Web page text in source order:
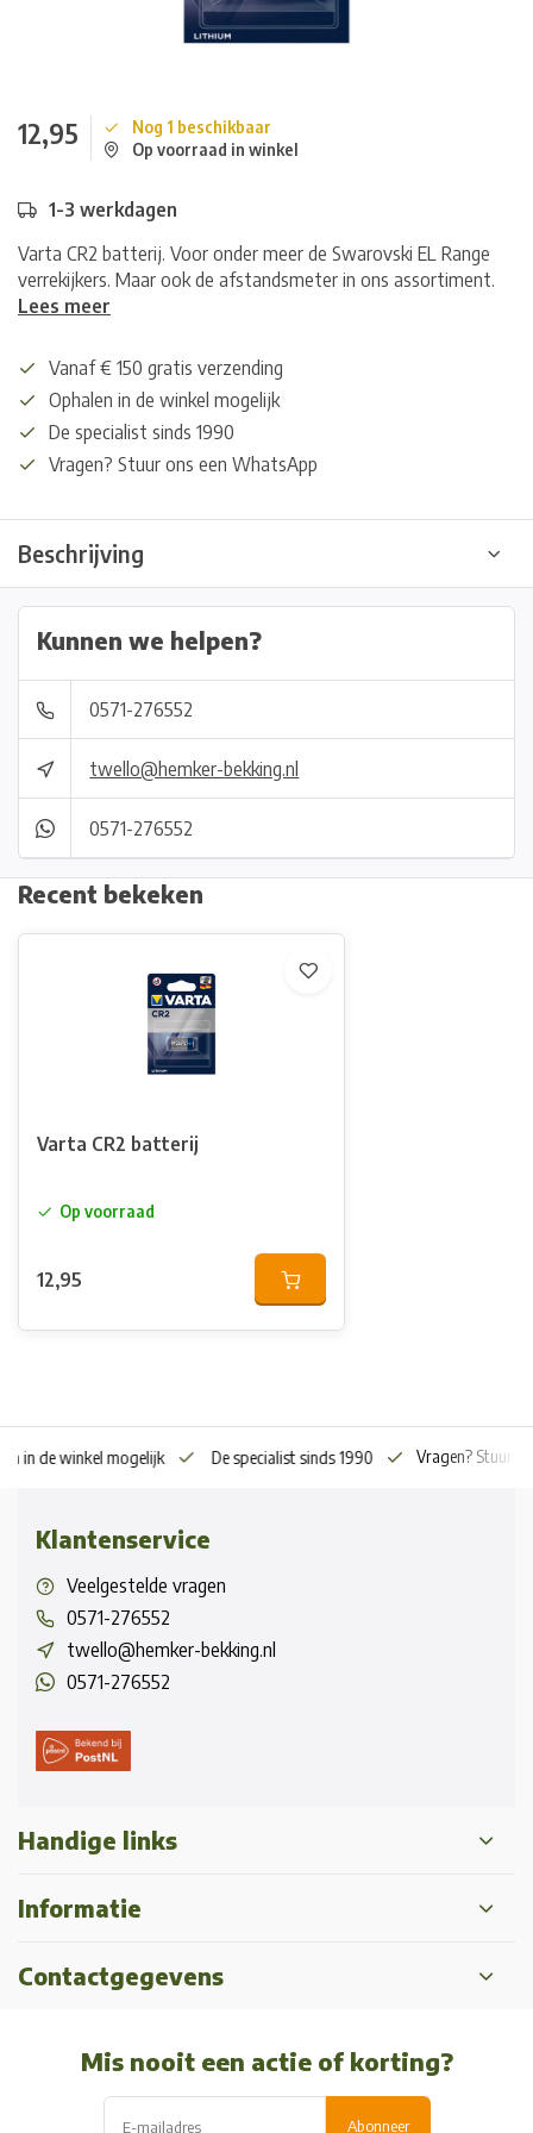
12,95
Nog 1 beschikbaar
Op voorraad in winkel
1-3 werkdagen
Varta CR2 batterij. Voor onder meer de Swarovski EL Range
verrekijkers. Maar ook de afstandsmeter in ons assortiment.
Lees meer
Vanaf € 150 gratis verzending
Ophalen in de winkel mogelijk
De specialist sinds 1990
Vragen? Stuur ons een WhatsApp
Beschrijving
Kunnen we helpen?
0571-276552
twello@hemker-bekking.nl
0571-276552
Recent bekeken
Varta CR2 batterij
Op voorraad
12,95
in de winkel mogelijk De specialist sinds 1990 Vragen? Stuur
Klantenservice
Veelgestelde vragen
0571-276552
twello@hemker-bekking.nl
0571-276552
Handige links
Informatie
Contactgegevens
Mis nooit een actie of korting?
Abonneer